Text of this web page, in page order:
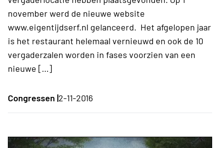
november werd de nieuwe website
www.eigentijdserf.nl gelanceerd. Het afgelopen jaar
is het restaurant helemaal vernieuwd en ook de 10
vergaderzalen worden in fases voorzien van een
nieuwe […]
Congressen |2-11-2016